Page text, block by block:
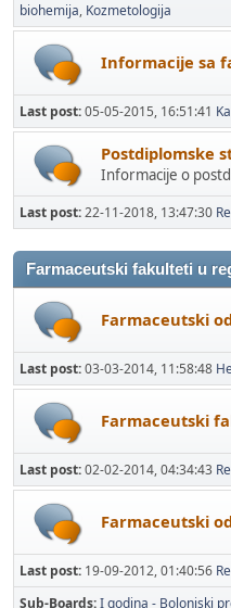
biohemija Kozmetologija
Informacije sa
Last post:05-05-2015, 16:51:41
Postdiplomske
Informacije o
Last post:22-11-2018, 13:47:30
Farmaceutski fakulteti u
Farmaceutski
Last post:03-03-2014, 11:58:48
Farmaceutski
Last post:02-02-2014, 04:34:43
Farmaceutski
Last post: 19-09-2012, 01:40:56
Sub-Boards I godina - Bolonjski